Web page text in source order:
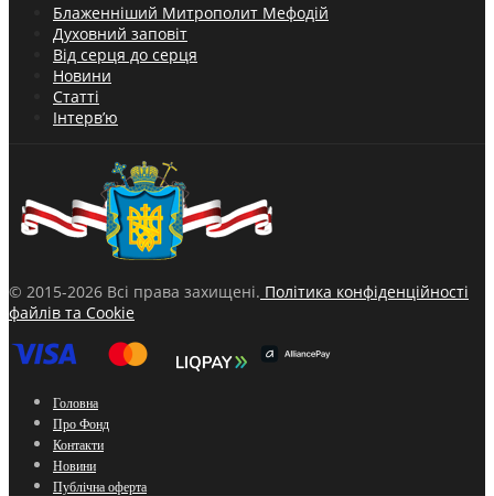
Блаженніший Митрополит Мефодій
Духовний заповіт
Від серця до серця
Новини
Статті
Інтерв’ю
© 2015-2026 Всі права захищені. Політика конфіденційності
файлів та Cookie
Головна
Про Фонд
Контакти
Новини
Публічна оферта